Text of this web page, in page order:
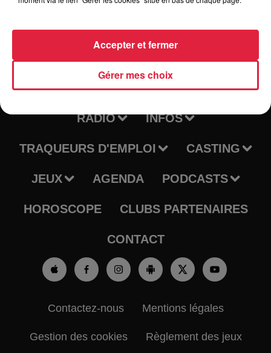
CONTACT
RADIO INFOS
TRAQUEURS D'EMPLOI CASTING
JEUX AGENDA PODCASTS
HOROSCOPE CLUBS PARTENAIRES
CONTACT
Contactez-nous Mentions légales
Gestion des cookies Règlement des jeux
Gérer mes choix
Accepter et fermer